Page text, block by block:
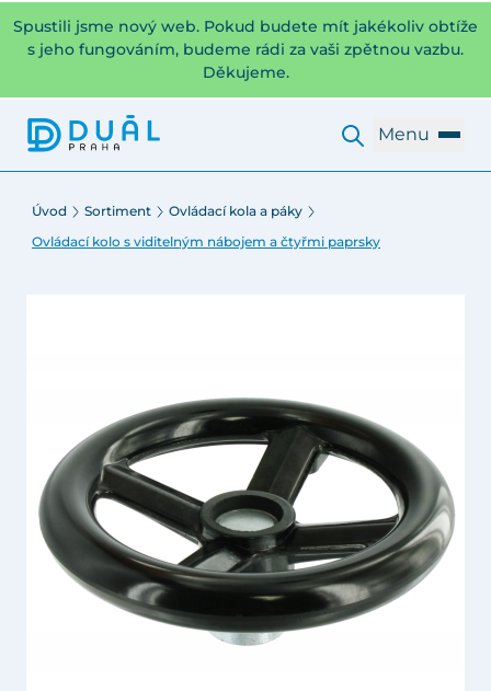
Spustili jsme nový web. Pokud budete mít jakékoliv obtíže
s jeho fungováním, budeme rádi za vaši zpětnou vazbu.
Děkujeme.
Menu
Úvod Sortiment
Ovládací kola a páky
Ovládací kolo s viditelným nábojem a čtyřmi paprsky